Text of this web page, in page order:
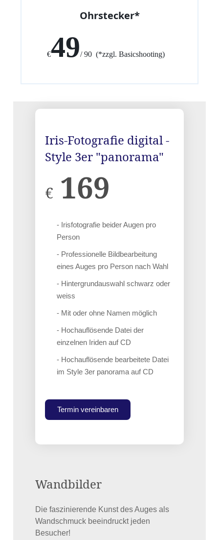
Ohrstecker*
€49/ 90 (*zzgl. Basicshooting)
Wandbilder
Die faszinierende Kunst des Auges als
Wandschmuck beeindruckt jeden
Besucher!
Iris-Fotografie digital -
Style 3er "panorama"
€ 169
- Irisfotografie beider Augen pro
Person
- Professionelle Bildbearbeitung
eines Auges pro Person nach Wahl
- Hintergrundauswahl schwarz oder
weiss
- Mit oder ohne Namen möglich
- Hochauflösende Datei der
einzelnen Iriden auf CD
- Hochauflösende bearbeitete Datei
im Style 3er panorama auf CD
Termin vereinbaren